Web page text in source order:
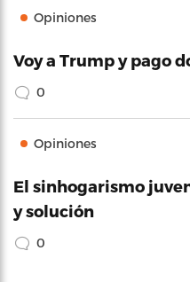
Opiniones
Voy a Trump y pago
0
Opiniones
El sinhogarismo
y solución
0